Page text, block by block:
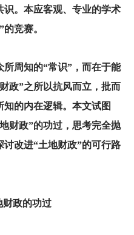
。本应客观、专业的学术
竞赛。
周知的“常识”，而在于能
政”之所以抗风而立，批而
的内在逻辑。本文试图
财政”的功过，思考完全抛
改进“土地财政”的可行路
财政的功过